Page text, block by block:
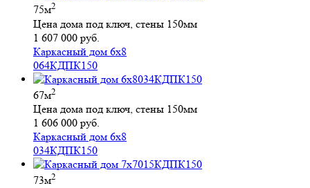
75м2
Цена дома под ключ, стены 150мм
1 607 000 руб.
Каркасный дом 6х8
064КДПК150
67м2
Цена дома под ключ, стены 150мм
1 606 000 руб.
Каркасный дом 6х8
034КДПК150
73м2